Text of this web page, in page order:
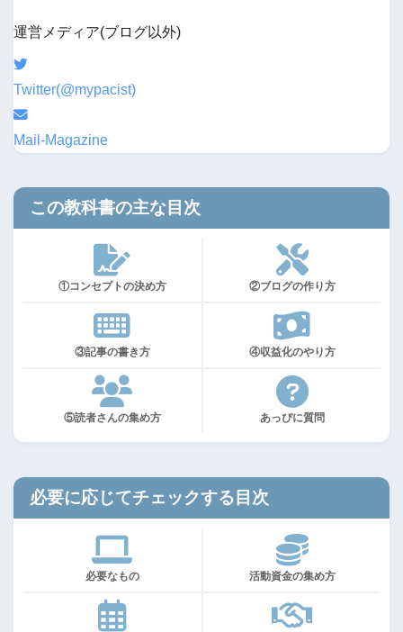
運営メディア(ブログ以外)
Twitter(@mypacist)
Mail-Magazine
この教科書の主な目次
①コンセプトの決め方 ②ブログの作り方
③記事の書き方 ④収益化のやり方
⑤読者さんの集め方 あっぴに質問
必要に応じてチェックする目次
必要なもの 活動資金の集め方